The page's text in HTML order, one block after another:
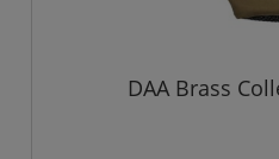
DAA Brass